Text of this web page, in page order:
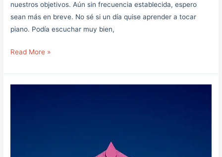
nuestros objetivos. Aún sin frecuencia establecida, espero
sean más en breve. No sé si un día quise aprender a tocar
piano. Podía escuchar muy bien,
Read More »